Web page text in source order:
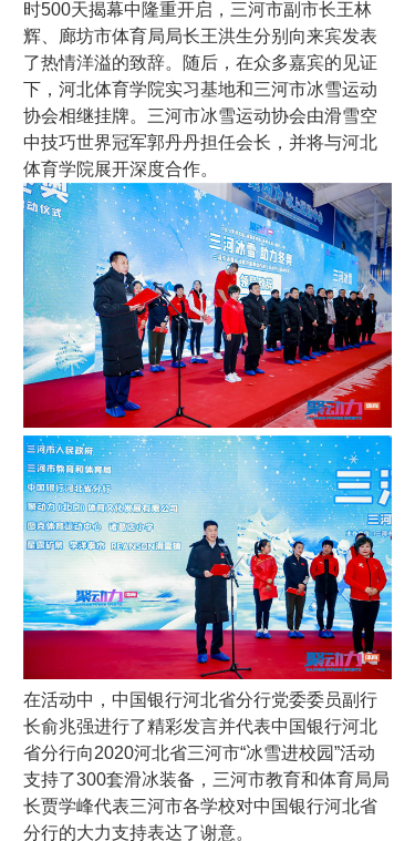
时500天揭幕中隆重开启，三河市副市长王林
辉、廊坊市体育局局长王洪生分别向来宾发表
了热情洋溢的致辞。随后，在众多嘉宾的见证
下，河北体育学院实习基地和三河市冰雪运动
协会相继挂牌。三河市冰雪运动协会由滑雪空
中技巧世界冠军郭丹丹担任会长，并将与河北
体育学院展开深度合作。
在活动中，中国银行河北省分行党委委员副行
长俞兆强进行了精彩发言并代表中国银行河北
省分行向2020河北省三河市“冰雪进校园”活动
支持了300套滑冰装备，三河市教育和体育局局
长贾学峰代表三河市各学校对中国银行河北省
分行的大力支持表达了谢意。